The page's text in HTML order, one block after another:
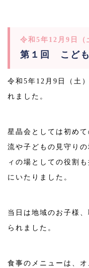
令和5年12月9日
第１回 こど
令和5年12月9日（土
れました。
星晶会としては初め
流や子どもの見守り
ィの場としての役割
にいたりました。
当日は地域のお子様
られました。
食事のメニューは、